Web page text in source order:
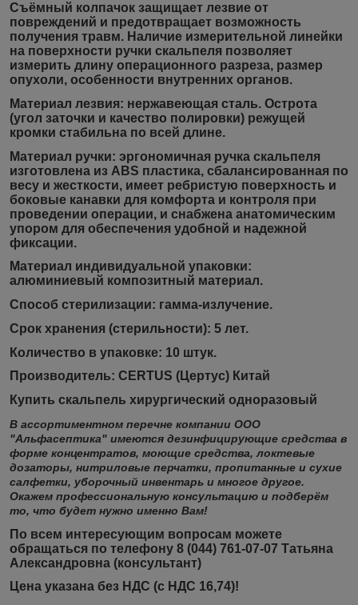
Съёмный колпачок защищает лезвие от
повреждений и предотвращает возможность
получения травм. Наличие измерительной линейки
на поверхности ручки скальпеля позволяет
измерить длину операционного разреза, размер
опухоли, особенности внутренних органов.
Материал лезвия: нержавеющая сталь. Острота
(угол заточки и качество полировки) режущей
кромки стабильна по всей длине.
Материал ручки: эргономичная ручка скальпеля
изготовлена из ABS пластика, сбалансированная по
весу и жесткости, имеет ребристую поверхность и
боковые канавки для комфорта и контроля при
проведении операции, и снабжена анатомическим
упором для обеспечения удобной и надежной
фиксации.
Материал индивидуальной упаковки:
алюминиевый композитный материал.
Способ стерилизации: гамма-излучение.
Срок хранения (стерильности): 5 лет.
Количество в упаковке: 10 штук.
Производитель: CERTUS (Цертус) Китай
Купить скальпель хирургический одноразовый
В ассортиментном перечне компании ООО
"Альфасептика" имеются дезинфицирующие средства в
форме концентратов, моющие средства, локтевые
дозаторы, нитриловые перчатки, пропитанные и сухие
салфетки, уборочный инвентарь и многое другое.
Окажем профессиональную консультацию и подберём
то, что будет нужно именно Вам!
По всем интересующим вопросам можете
обращаться по телефону 8 (044) 761-07-07 Татьяна
Александровна (консультант)
Цена указана без НДС (с НДС 16,74)!